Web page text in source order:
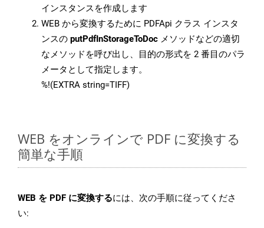
インスタンスを作成します
WEB から変換するために PDFApi クラス インスタ
ンスの putPdfInStorageToDoc メソッドなどの適切
なメソッドを呼び出し、目的の形式を 2 番目のパラ
メータとして指定します。
%!(EXTRA string=TIFF)
WEB をオンラインで PDF に変換する
簡単な手順
WEB を PDF に変換するには、次の手順に従ってくださ
い: